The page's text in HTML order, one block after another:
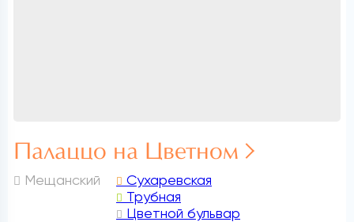
Палаццо на Цветном
Мещанский
Сухаревская
Трубная
Цветной бульвар